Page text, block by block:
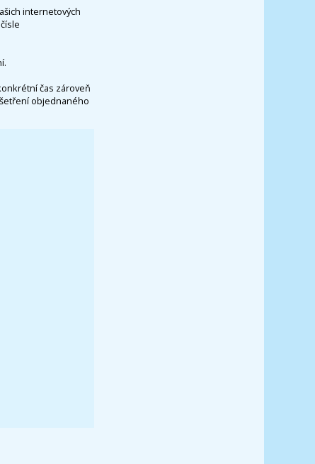
internetových
čas zároveň
objednaného